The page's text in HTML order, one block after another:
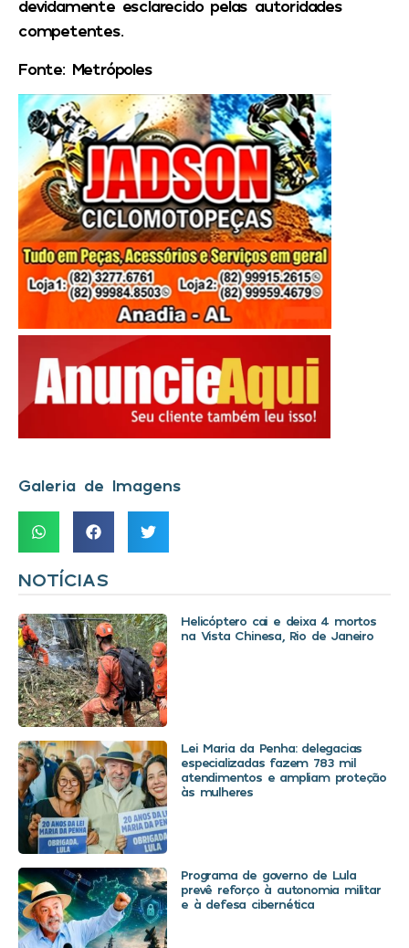
devidamente esclarecido pelas autoridades
competentes.
Fonte: Metrópoles
Galeria de Imagens
NOTÍCIAS
Helicóptero cai e deixa 4 mortos
na Vista Chinesa, Rio de Janeiro
Lei Maria da Penha: delegacias
especializadas fazem 783 mil
atendimentos e ampliam proteção
às mulheres
Programa de governo de Lula
prevê reforço à autonomia militar
e à defesa cibernética